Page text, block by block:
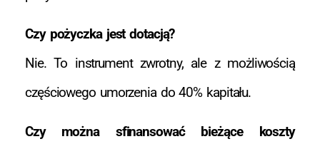
Czy pożyczka jest dotacją?
Nie. To instrument zwrotny, ale z możliwością
częściowego umorzenia do 40% kapitału.
Czy można sfinansować bieżące koszty